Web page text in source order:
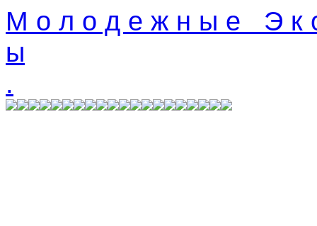
М о л о д е ж н ы е Э к
ы
.